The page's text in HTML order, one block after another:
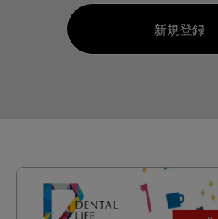
新規登録